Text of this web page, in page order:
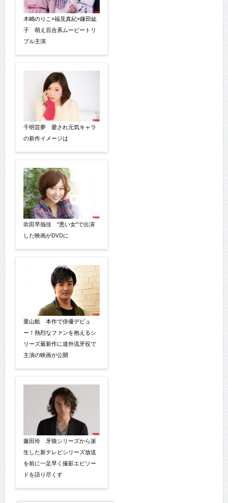
木嶋のりこ×福見真紀×鎌田紘
子 萌え百合系ムービートリ
プル主演
千明芸夢 愛され元気キャラ
の新作イメージは
吹田早哉佳 “悪い女”で出演
した映画がDVDに
栗山航 本作で俳優デビュ
ー！熱烈なファンを抱えるシ
リーズ最新作に道外流牙役で
主演の映画が公開
藤田玲 牙狼シリーズから派
生した新テレビシリーズ放送
を前に一足早く撮影エピソー
ドを語り尽くす